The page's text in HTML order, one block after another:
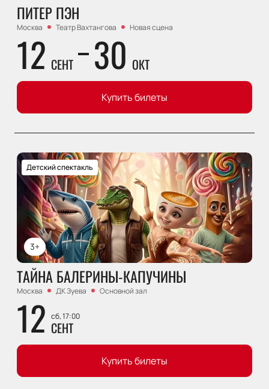
ПИТЕР ПЭН
Москва Театр Вахтангова Новая сцена
12 СЕНТ 30 ОКТ
Купить билеты
3+
Детский спектакль
ТАЙНА БАЛЕРИНЫ-КАПУЧИНЫ
Москва ДК Зуева Основной зал
12 сб, 17:00
СЕНТ
Купить билеты